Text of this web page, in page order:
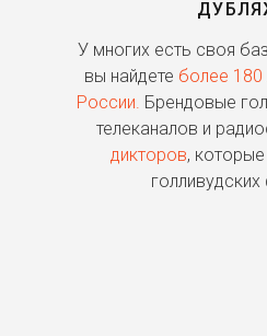
У многих есть своя
вы найдете более 180
России. Брендовые
телеканалов и
дикторов,
голливудских